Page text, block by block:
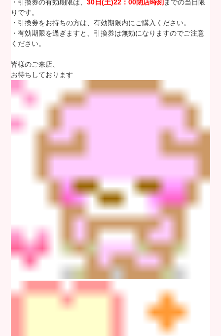
・引換券の有効期限は、30日(土)22：00閉店時刻 までの当日限
りです。
・引換券をお持ちの方は、有効期限内にご購入ください。
・有効期限を過ぎますと、引換券は無効になりますのでご注意
ください。
皆様のご来店、
お待ちしております